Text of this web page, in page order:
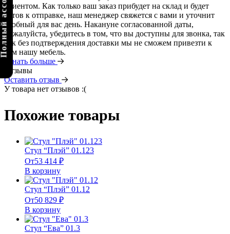
клиентом. Как только ваш заказ прибудет на склад и будет
готов к отправке, наш менеджер свяжется с вами и уточнит
удобный для вас день. Накануне согласованной даты,
пожалуйста, убедитесь в том, что вы доступны для звонка, так
как без подтверждения доставки мы не сможем привезти к
вам нашу мебель.
Узнать больше
Отзывы
Оставить отзыв
У товара нет отзывов :(
Похожие товары
Стул “Плэй” 01.123
От53 414 ₽
В корзину
Стул “Плэй” 01.12
От50 829 ₽
В корзину
Стул “Ева” 01.3